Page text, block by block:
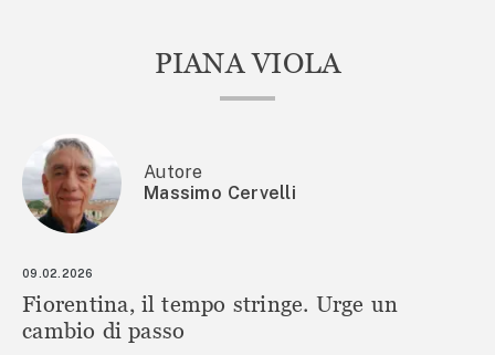
PIANA VIOLA
Autore
Massimo Cervelli
09.02.2026
Fiorentina, il tempo stringe. Urge un
cambio di passo